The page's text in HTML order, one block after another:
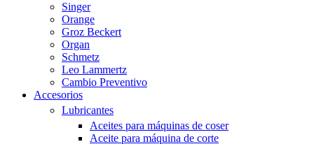
Singer
Orange
Groz Beckert
Organ
Schmetz
Leo Lammertz
Cambio Preventivo
Accesorios
Lubricantes
Aceites para máquinas de coser
Aceite para máquina de corte